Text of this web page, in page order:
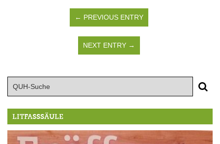
← PREVIOUS ENTRY
NEXT ENTRY →
LITFASSSÄULE